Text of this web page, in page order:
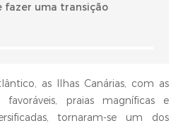
fazer uma transição
as Ilhas Canárias, com as
favoráveis, praias magníficas e
tornaram-se um dos